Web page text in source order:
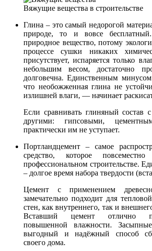
Вяжущие вещества в строительстве
Глина – это самый недорогой
природе, то и вовсе
природное вещество, потому
процессе сушки никаких
присутствует, испаряется только
небольшим весом, достаточно
долговечна. Единственным минусом
что необожженная глина не
излишней влаги, — начинает
Если сравнивать глиняный состав
другими: гипсовыми,
практически им не уступает.
Портландцемент – самое
средство, которое
профессиональном строительстве.
– долгое время набора твердости
Цемент с применением
замечательно подходит для
стен, как внутреннего, так и
Вставший цемент отлично
повышенной влажности.
выгодный и надёжный способ
своего дома.